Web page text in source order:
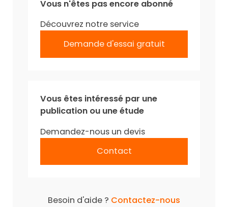
Vous n'êtes pas encore abonné
Découvrez notre service
Demande d'essai gratuit
Vous êtes intéressé par une
publication ou une étude
Demandez-nous un devis
Contact
Besoin d'aide ? Contactez-nous